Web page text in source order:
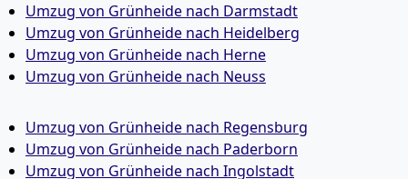
Umzug von Grünheide nach Darmstadt
Umzug von Grünheide nach Heidelberg
Umzug von Grünheide nach Herne
Umzug von Grünheide nach Neuss
Umzug von Grünheide nach Regensburg
Umzug von Grünheide nach Paderborn
Umzug von Grünheide nach Ingolstadt